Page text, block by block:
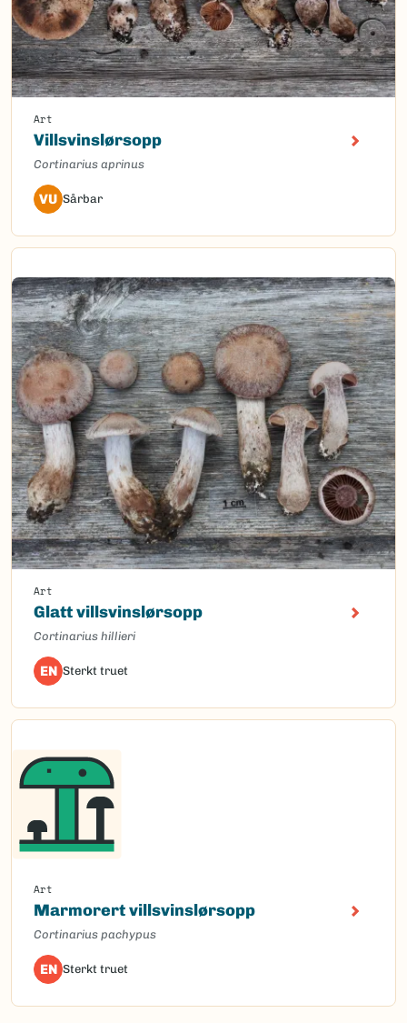
Art
Villsvinslørsopp
Cortinarius aprinus
VU Sårbar
Art
Glatt villsvinslørsopp
Cortinarius hillieri
EN Sterkt truet
Art
Marmorert villsvinslørsopp
Cortinarius pachypus
EN Sterkt truet